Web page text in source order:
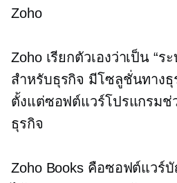
Zoho
Zoho เรียกตัวเองว่าเป็น “ร
สำหรับธุรกิจ มีโซลูชั่นทาง
ตั้งแต่ซอฟต์แวร์โปรแกรมช่
ธุรกิจ
Zoho Books คือซอฟต์แวร์